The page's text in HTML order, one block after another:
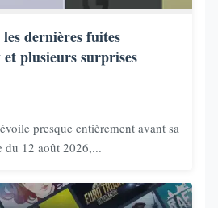
dernières fuites
plusieurs surprises
presque entièrement avant sa
du 12 août 2026,...